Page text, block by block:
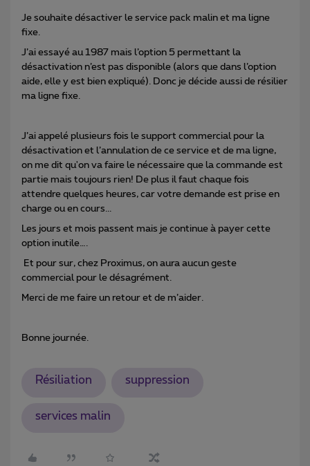
Je souhaite désactiver le service pack malin et ma ligne
fixe.
J’ai essayé au 1987 mais l’option 5 permettant la
désactivation n’est pas disponible (alors que dans l’option
aide, elle y est bien expliqué). Donc je décide aussi de résilier
ma ligne fixe.
J’ai appelé plusieurs fois le support commercial pour la
désactivation et l’annulation de ce service et de ma ligne,
on me dit qu'on va faire le nécessaire que la commande est
partie mais toujours rien! De plus il faut chaque fois
attendre quelques heures, car votre demande est prise en
charge ou en cours...
Les jours et mois passent mais je continue à payer cette
option inutile….
Et pour sur, chez Proximus, on aura aucun geste
commercial pour le désagrément.
Merci de me faire un retour et de m’aider.
Bonne journée.
Résiliation suppression
services malin